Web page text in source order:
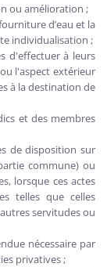
ou amélioration ;
d’eau et la
individualisation ;
d'effectuer à leurs
l'aspect extérieur
à la destination de
et des membres
de disposition sur
commune) ou
lorsque ces actes
telles que celles
servitudes ou
nécessaire par
privatives ;